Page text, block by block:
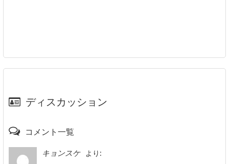
ディスカッション
コメント一覧
キョンスケ
より: